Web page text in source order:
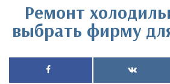
Ремонт
выбрать фирму